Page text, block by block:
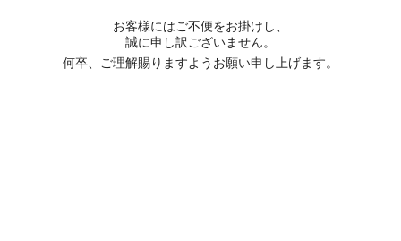
お客様にはご不便をお掛けし、
誠に申し訳ございません。
何卒、ご理解賜りますようお願い申し上げます。